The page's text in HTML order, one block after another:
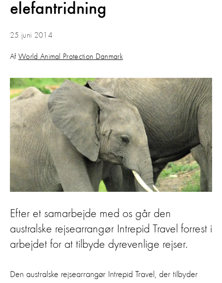
elefantridning
25 juni 2014
Af World Animal Protection Danmark
Efter et samarbejde med os går den
australske rejsearrangør Intrepid Travel forrest i
arbejdet for at tilbyde dyrevenlige rejser.
Den australske rejsearrangør Intrepid Travel, der tilbyder